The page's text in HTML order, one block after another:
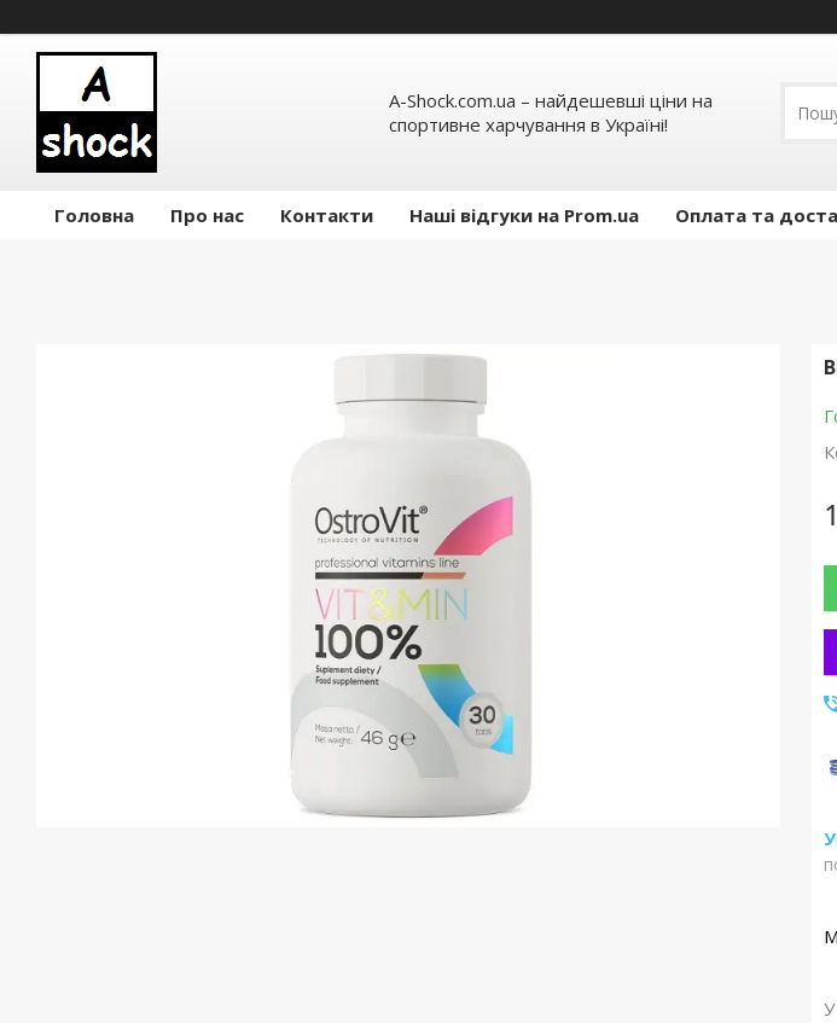
A-Shock.com.ua – найдешевші ціни на
спортивне харчування в Україні!
Головна Про нас Контакти Наші відгуки на Prom.ua Оплата та